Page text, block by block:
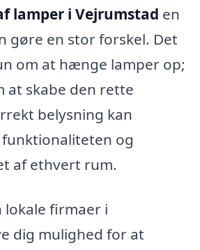
lamper i Vejrumstad en
gøre en stor forskel. Det
om at hænge lamper op;
at skabe den rette
belysning kan
og
af ethvert rum.
lokale firmaer i
dig mulighed for at